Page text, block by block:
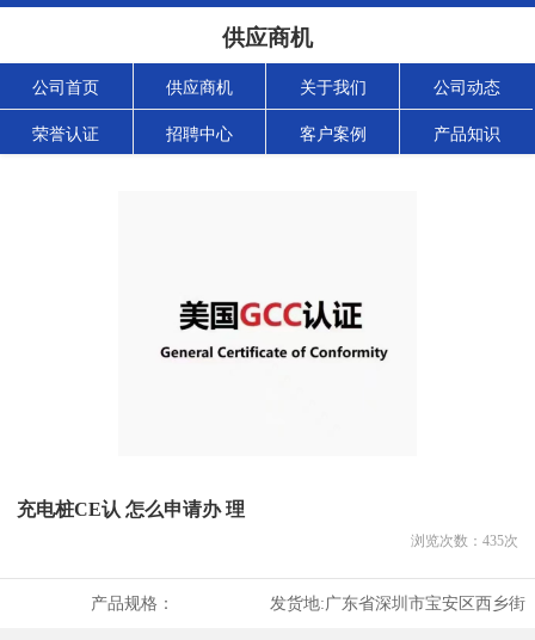
供应商机
公司首页 供应商机 关于我们 公司动态
荣誉认证 招聘中心 客户案例 产品知识
充电桩CE认 怎么申请办 理
浏览次数： 435次
产品规格： 发货地:广东省深圳市宝安区西乡街